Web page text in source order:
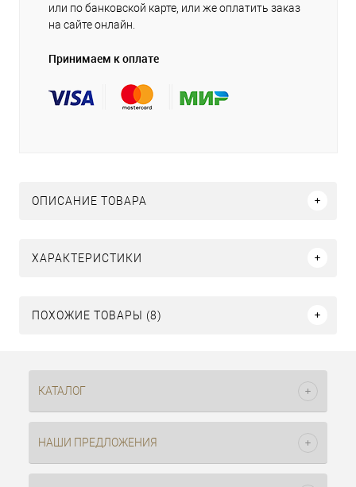
или по банковской карте, или же оплатить заказ
на сайте онлайн.
Принимаем к оплате
ОПИСАНИЕ ТОВАРА
ХАРАКТЕРИСТИКИ
ПОХОЖИЕ ТОВАРЫ (8)
КАТАЛОГ
НАШИ ПРЕДЛОЖЕНИЯ